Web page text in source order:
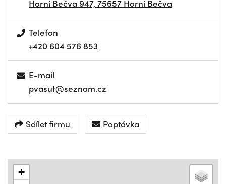
Horní Bečva 947, 75657 Horní Bečva
Telefon
+420 604 576 853
E-mail
pvasut@seznam.cz
Sdílet firmu Poptávka
+